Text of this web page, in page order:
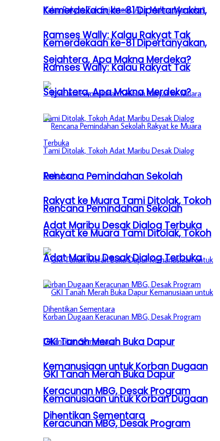
Kemerdekaan ke-81 Dipertanyakan,
Ramses Wally: Kalau Rakyat Tak
Sejahtera, Apa Makna Merdeka?
Rencana Pemindahan Sekolah
Rakyat ke Muara Tami Ditolak, Tokoh
Adat Maribu Desak Dialog Terbuka
GKI Tanah Merah Buka Dapur
Kemanusiaan untuk Korban Dugaan
Keracunan MBG, Desak Program
Dihentikan Sementara
Kemerdekaan ke-81 Dipertanyakan,
Ramses Wally: Kalau Rakyat Tak
Sejahtera, Apa Makna Merdeka?
Rencana Pemindahan Sekolah
Rakyat ke Muara Tami Ditolak, Tokoh
Adat Maribu Desak Dialog Terbuka
GKI Tanah Merah Buka Dapur
Kemanusiaan untuk Korban Dugaan
Keracunan MBG, Desak Program